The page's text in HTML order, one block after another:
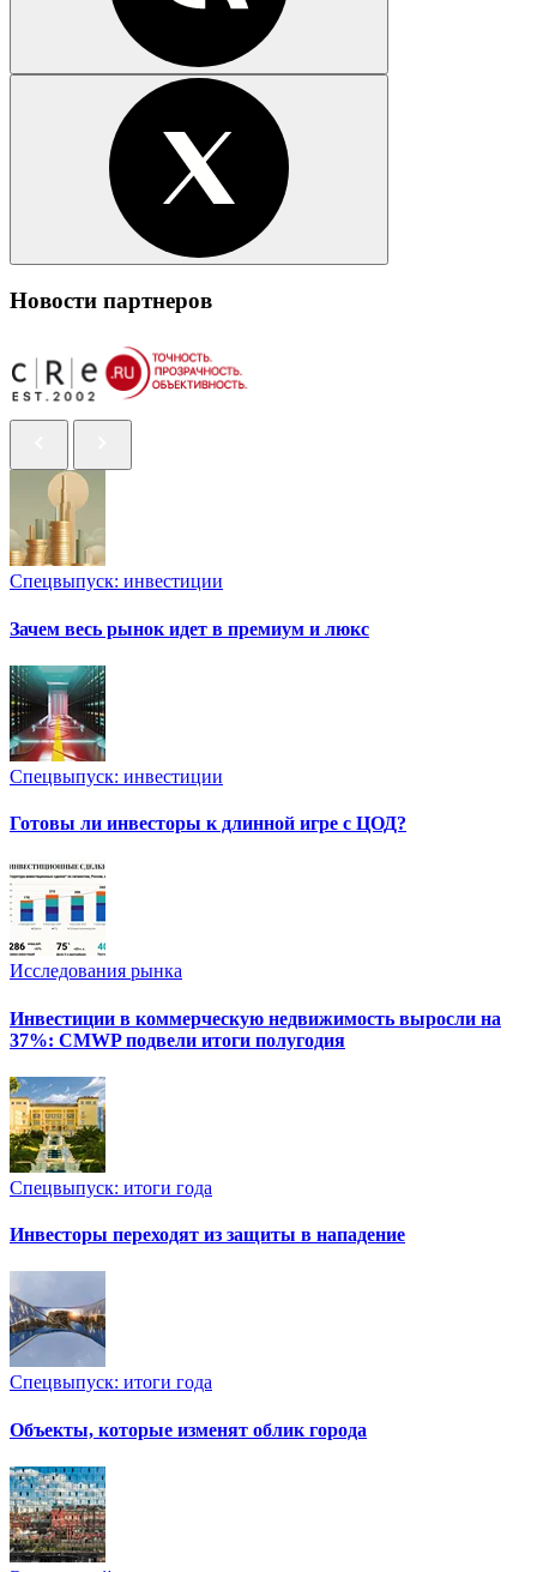
Новости партнеров
Спецвыпуск: инвестиции
Зачем весь рынок идет в премиум и люкс
Спецвыпуск: инвестиции
Готовы ли инвесторы к длинной игре с ЦОД?
Исследования рынка
Инвестиции в коммерческую недвижимость выросли на
37%: CMWP подвели итоги полугодия
Спецвыпуск: итоги года
Инвесторы переходят из защиты в нападение
Спецвыпуск: итоги года
Объекты, которые изменят облик города